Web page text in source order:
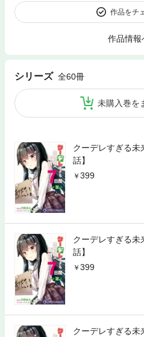
作品をチ
作品情報
シリーズ 全60冊
未購入巻を
クーデレすぎる未
話】
399
クーデレすぎる未
話】
399
クーデレすぎる未